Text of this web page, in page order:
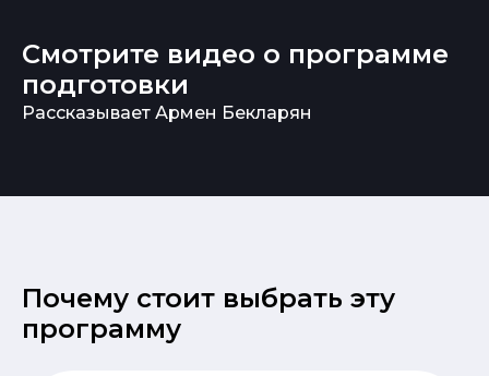
Смотрите видео о программе
подготовки
Рассказывает Армен Бекларян
Почему стоит выбрать эту
программу